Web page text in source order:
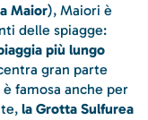
Maior), Maiori è
delle spiagge:
più lungo
gran parte
famosa anche per
la Grotta Sulfurea